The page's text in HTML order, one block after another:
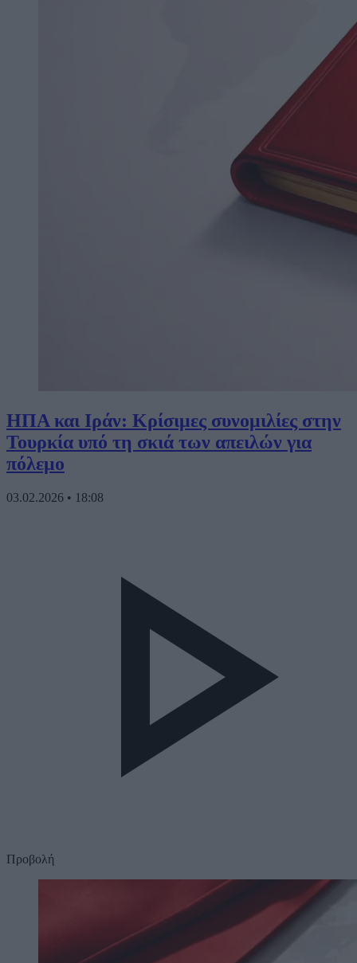
ΗΠΑ και Ιράν: Κρίσιμες συνομιλίες στην
Τουρκία υπό τη σκιά των απειλών για
πόλεμο
03.02.2026 • 18:08
Προβολή